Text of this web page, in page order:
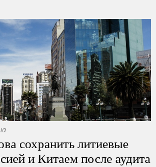
сохранить литиевые
и Китаем после аудита